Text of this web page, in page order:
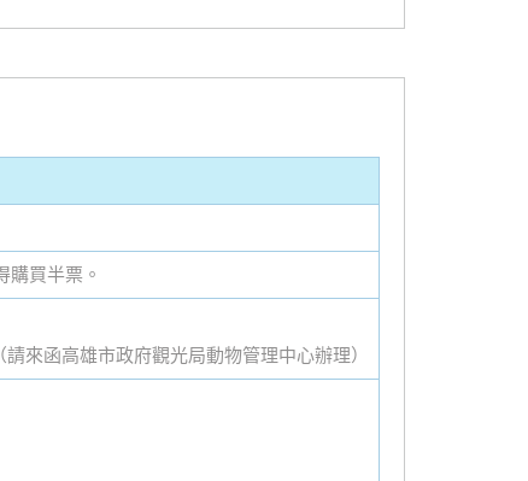
購買半票。
來函高雄市政府觀光局動物管理中心辦理）